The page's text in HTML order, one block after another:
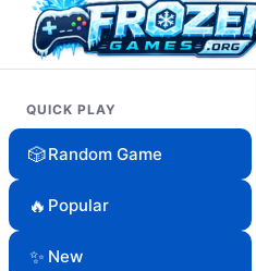
QUICK PLAY
🎲Random Game
🔥 Popular
✨ New